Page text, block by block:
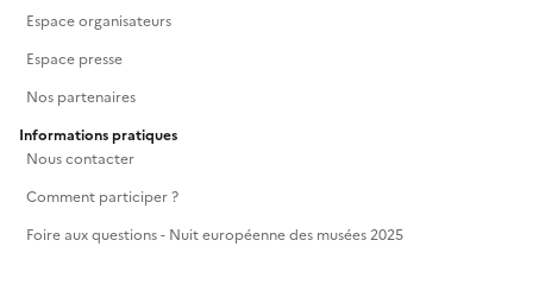
Espace organisateurs
Espace presse
Nos partenaires
Informations pratiques
Nous contacter
Comment participer ?
Foire aux questions - Nuit européenne des musées 2025